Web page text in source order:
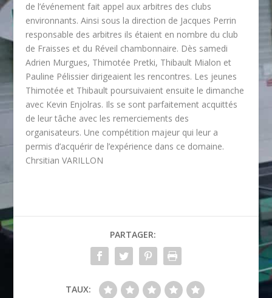
de l’événement fait appel aux arbitres des clubs
environnants. Ainsi sous la direction de Jacques Perrin
responsable des arbitres ils étaient en nombre du club
de Fraisses et du Réveil chambonnaire. Dès samedi
Adrien Murgues, Thimotée Pretki, Thibault Mialon et
Pauline Pélissier dirigeaient les rencontres. Les jeunes
Thimotée et Thibault poursuivaient ensuite le dimanche
avec Kevin Enjolras. Ils se sont parfaitement acquittés
de leur tâche avec les remerciements des
organisateurs. Une compétition majeur qui leur a
permis d’acquérir de l’expérience dans ce domaine.
Chrsitian VARILLON
PARTAGER:
TAUX: